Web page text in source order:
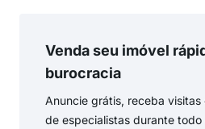
Venda seu imóvel
burocracia
Anuncie grátis, receba
de especialistas durante